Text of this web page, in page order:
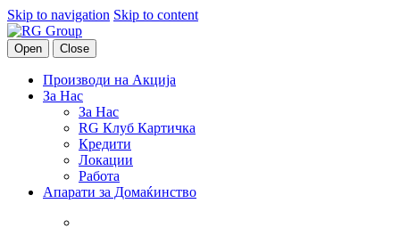
Skip to navigation Skip to content
Open Close
Производи на Акција
За Нас
За Нас
RG Клуб Картичка
Кредити
Локации
Работа
Апарати за Домаќинство